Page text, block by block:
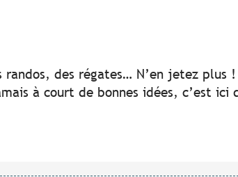
favoris
des régates… N’en jetez
à court de bonnes idées, c’est ici